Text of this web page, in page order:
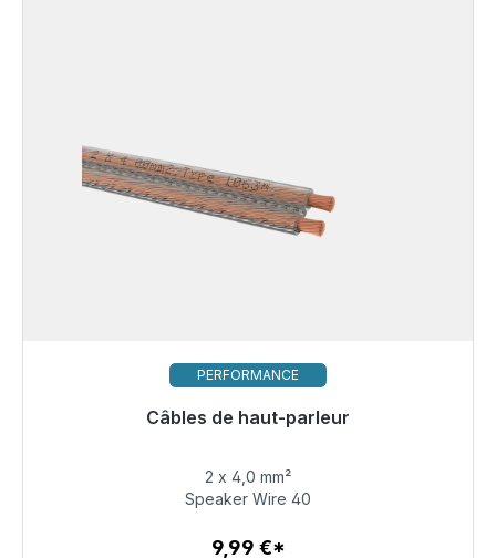
PERFORMANCE
Câbles de haut-parleur
Prêt à être expédié, délai de livraison 48h*
9,99 €
2 x 4,0 mm²
Speaker Wire 40
9,99 €*